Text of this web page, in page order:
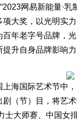
网易新能量·
大奖，以光明实
年老字号品牌，
升自身品牌影响
海国际艺术节中
（节）目，将艺
士大师赛、中国女